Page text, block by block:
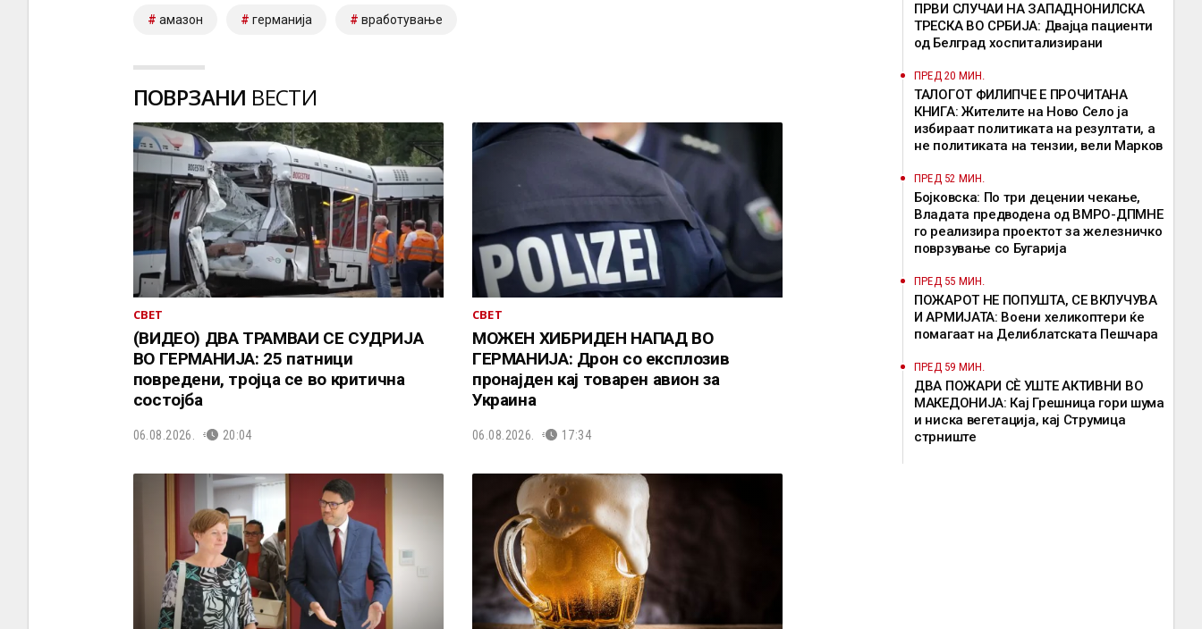
амазон германија вработување
ПОВРЗАНИ ВЕСТИ
СВЕТ
(ВИДЕО) ДВА ТРАМВАИ СЕ СУДРИЈА
ВО ГЕРМАНИЈА: 25 патници
повредени, тројца се во критична
состојба
06.08.2026. 20:04
СВЕТ
МОЖЕН ХИБРИДЕН НАПАД ВО
ГЕРМАНИЈА: Дрон со експлозив
пронајден кај товарен авион за
Украина
06.08.2026. 17:34
ПРВИ СЛУЧАИ НА ЗАПАДНОНИЛСКА
ТРЕСКА ВО СРБИЈА: Двајца пациенти
од Белград хоспитализирани
ПРЕД 20 МИН.
ТАЛОГОТ ФИЛИПЧЕ Е ПРОЧИТАНА
КНИГА: Жителите на Ново Село ја
избираат политиката на резултати, а
не политиката на тензии, вели Марков
ПРЕД 52 МИН.
Бојковска: По три децении чекање,
Владата предводена од ВМРО-ДПМНЕ
го реализира проектот за железничко
поврзување со Бугарија
ПРЕД 55 МИН.
ПОЖАРОТ НЕ ПОПУШТА, СЕ ВКЛУЧУВА
И АРМИЈАТА: Воени хеликоптери ќе
помагаат на Делиблатската Пешчара
ПРЕД 59 МИН.
ДВА ПОЖАРИ СÈ УШТЕ АКТИВНИ ВО
МАКЕДОНИЈА: Кај Грешница гори шума
и ниска вегетација, кај Струмица
стрниште